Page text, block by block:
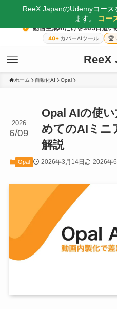
動画生成AIだけを365日追い
40+ カバーAIツール 🏆
ReeX
ホーム 自動化AI Opal
Opal AIの使
めてのAIミニ
解説
2026
6/09
Opal 2026年3月14日 2026年
ReeX JapanのUdemyコース
ます。
コー